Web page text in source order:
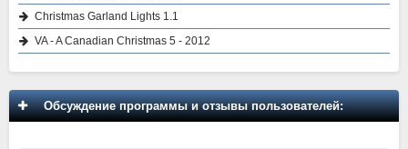
Christmas Garland Lights 1.1
VA - A Canadian Christmas 5 - 2012
Обсуждение программы и отзывы пользователей: